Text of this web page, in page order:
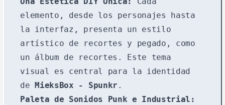
elemento, desde los personajes hasta
la interfaz, presenta un estilo
artístico de recortes y pegado, como
un álbum de recortes. Este tema
visual es central para la identidad
de MieksBox - Spunkr .
Paleta de Sonidos Punk e Industrial: